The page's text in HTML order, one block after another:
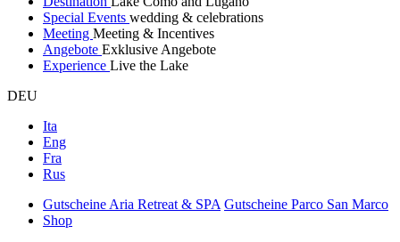
Special Events wedding & celebrations
Meeting Meeting & Incentives
Angebote Exklusive Angebote
Experience Live the Lake
DEU
Ita
Eng
Fra
Rus
Gutscheine Aria Retreat & SPA Gutscheine Parco San Marco
Shop